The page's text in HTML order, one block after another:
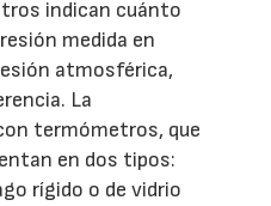
indican cuánto
medida en
atmosférica,
La
termómetros, que
en dos tipos:
rígido o de vidrio